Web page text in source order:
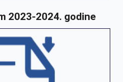
2023-2024. godine